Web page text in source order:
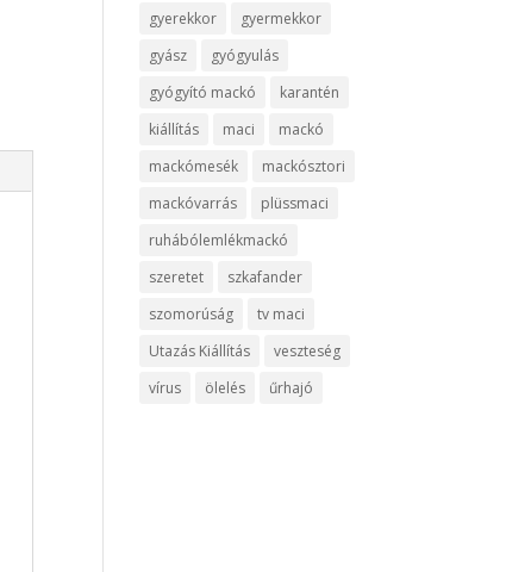
gyerekkor
gyermekkor
gyász
gyógyulás
gyógyító mackó
karantén
kiállítás
maci
mackó
mackómesék
mackósztori
mackóvarrás
plüssmaci
ruhábólemlékmackó
szeretet
szkafander
szomorúság
tv maci
Utazás Kiállítás
veszteség
vírus
ölelés űrhajó